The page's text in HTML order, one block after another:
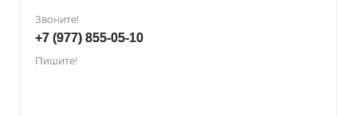
Звоните!
+7 (977) 855-05-10
Пишите!